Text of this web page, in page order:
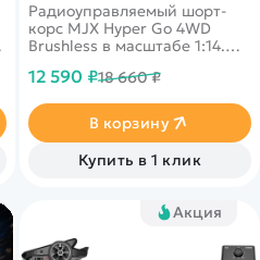
Радиоуправляемый шорт-
корс MJX Hyper Go 4WD
Brushless в масштабе 1:14.
Интеллектуальная
система охлаждения
двигателя,
влагозащищенный бокс для
приемника.
12 590 ₽18 660 ₽
В корзину
Купить в 1 клик
Акция